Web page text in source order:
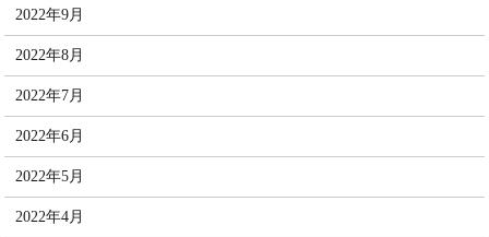
2022年9月
2022年8月
2022年7月
2022年6月
2022年5月
2022年4月